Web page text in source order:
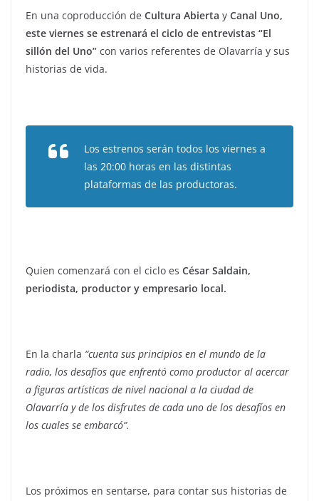
En una coproducción de Cultura Abierta y Canal Uno,
este viernes se estrenará el ciclo de entrevistas “El
sillón del Uno” con varios referentes de Olavarría y sus
historias de vida.
Los estrenos serán todos los viernes a
las 20:00 horas en las distintas
plataformas de las productoras.
Quien comenzará con el ciclo es César Saldain,
periodista, productor y empresario local.
En la charla “cuenta sus principios en el mundo de la
radio, los desafíos que enfrentó como productor al acercar
a figuras artísticas de nivel nacional a la ciudad de
Olavarría y de los disfrutes de cada uno de los desafíos en
los cuales se embarcó”.
Los próximos en sentarse, para contar sus historias de